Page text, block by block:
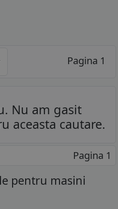
Pagina 1
Nu am gasit
aceasta cautare.
Pagina 1
pentru masini